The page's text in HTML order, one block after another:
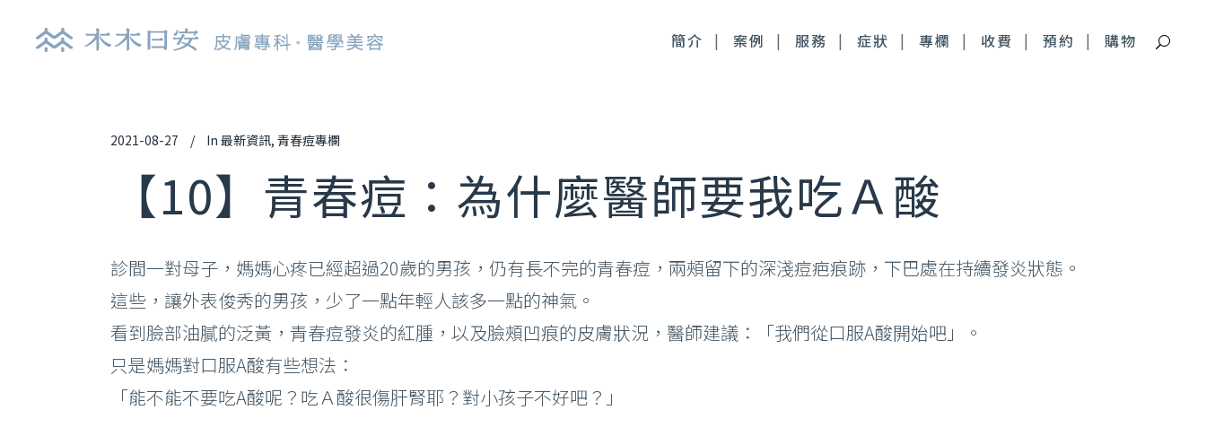
簡介 案例 服務
鉺雅鉻雷射
染料雷射
光纖雷射
亞歷山大雷射
清新光雷射
玻尿酸
舒顏萃
艾麗斯精靈針
喬雅露膠原蛋白針
皮膚管理：醫療級果酸
深層痘疤 皮下剝離
症狀 專欄 收費 預約 購物
2021-08-27 In 最新資訊, 青春痘專欄
【10】青春痘：為什麼醫師要我吃Ａ酸
診間一對母子，媽媽心疼已經超過20歲的男孩，仍有長不完的青春痘，兩頰留下的深淺痘疤痕跡，下巴處在持續發炎狀態。
這些，讓外表俊秀的男孩，少了一點年輕人該多一點的神氣。
看到臉部油膩的泛黃，青春痘發炎的紅腫，以及臉頰凹痕的皮膚狀況，醫師建議：「我們從口服A酸開始吧」。
只是媽媽對口服A酸有些想法：
「能不能不要吃A酸呢？吃Ａ酸很傷肝腎耶？對小孩子不好吧？」